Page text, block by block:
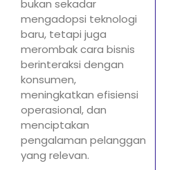
bukan sekadar
mengadopsi teknologi
baru, tetapi juga
merombak cara bisnis
berinteraksi dengan
konsumen,
meningkatkan efisiensi
operasional, dan
menciptakan
pengalaman pelanggan
yang relevan.